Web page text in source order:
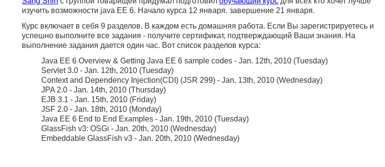
изучить возможности java EE 6. Начало курса 12 января. завершение 21 января.
Курс включает в себя 9 разделов. В каждом есть домашняя работа. Если Вы зарегистрируетесь и
успешно выполните все задания - получите сертификат, подтверждающий Ваши знания. На
выполнение задания дается один час. Вот список разделов курса:
Java EE 6 Overview & Getting Java EE 6 sample codes - Jan. 12th, 2010 (Tuesday)
Servlet 3.0 - Jan. 12th, 2010 (Tuesday)
Context and Dependency Injection(CDI) (JSR 299) - Jan. 13th, 2010 (Wednesday)
JPA 2.0 - Jan. 14th, 2010 (Thursday)
EJB 3.1 - Jan. 15th, 2010 (Friday)
JSF 2.0 - Jan. 18th, 2010 (Monday)
Java EE 6 End to End Examples - Jan. 19th, 2010 (Tuesday)
GlassFish v3: OSGi - Jan. 20th, 2010 (Wednesday)
Embeddable GlassFish v3 - Jan. 20th, 2010 (Wednesday)